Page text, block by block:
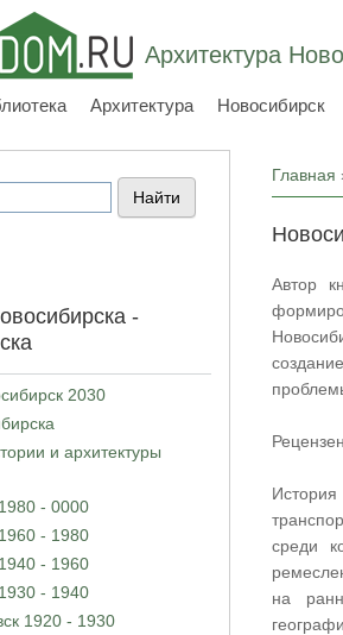
Архитектура
Архитектура Новосибирск
Вы
Главная
Автор
среди
на
-
2030
и архитектуры
- 0000
- 1980
- 1960
- 1940
1920 - 1930